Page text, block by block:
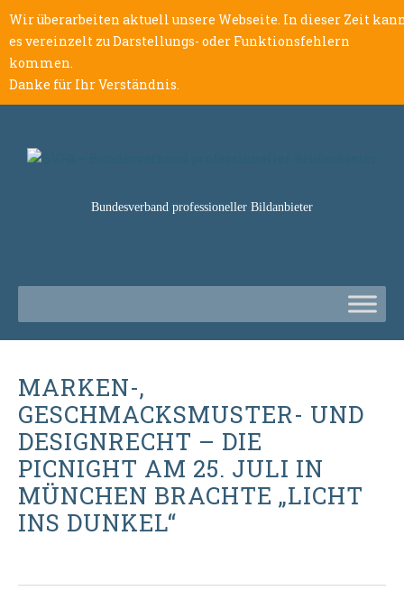
Wir überarbeiten aktuell unsere Webseite. In dieser Zeit
es vereinzelt zu Darstellungs- oder Funktionsfehlern
kommen.
Danke für Ihr Verständnis.
Bundesverband professioneller Bildanbieter
MARKEN-,
GESCHMACKSMUSTER- UND
DESIGNRECHT – DIE
PICNIGHT AM 25. JULI IN
MÜNCHEN BRACHTE „LICHT
INS DUNKEL“